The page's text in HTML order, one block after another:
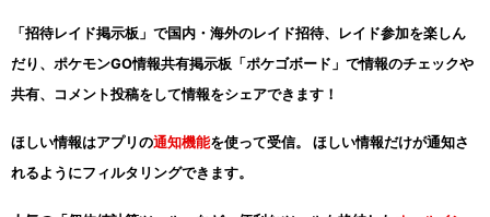
「招待レイド掲示板」で国内・海外のレイド招待、レイド参加を楽しん
だり、ポケモンGO情報共有掲示板「ポケゴボード」で情報のチェックや
共有、コメント投稿をして情報をシェアできます！
ほしい情報はアプリの通知機能を使って受信。 ほしい情報だけが通知さ
れるようにフィルタリングできます。